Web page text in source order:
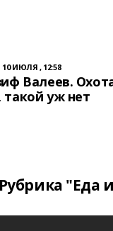
10 ИЮЛЯ , 12:58
Валеев.
уж нет
Рубрика "Еда